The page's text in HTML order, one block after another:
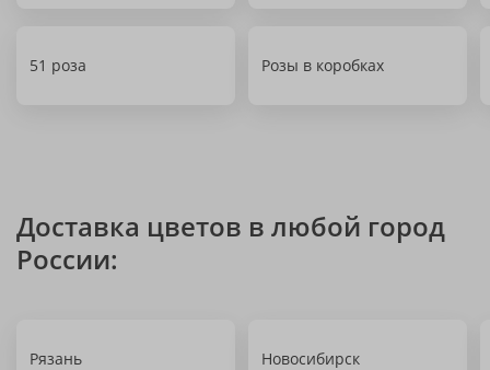
51 роза Розы в коробках
Доставка цветов в любой город
России:
Рязань Новосибирск